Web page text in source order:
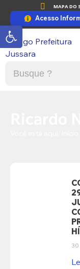
Abrir a barra de ferramentas
MAPA DO
Acesso